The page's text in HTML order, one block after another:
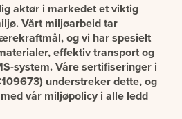
aktør i markedet et viktig
Vårt miljøarbeid tar
og vi har spesielt
effektiv transport og
system. Våre sertifiseringer i
understreker dette, og
vår miljøpolicy i alle ledd